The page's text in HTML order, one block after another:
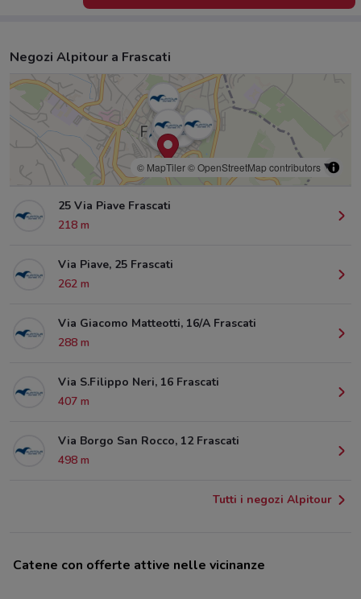
Negozi Alpitour a Frascati
© MapTiler© OpenStreetMap contributors
25 Via Piave Frascati
218 m
Via Piave, 25 Frascati
262 m
Via Giacomo Matteotti, 16/A Frascati
288 m
Via S.Filippo Neri, 16 Frascati
407 m
Via Borgo San Rocco, 12 Frascati
498 m
Tutti i negozi Alpitour
Catene con offerte attive nelle vicinanze